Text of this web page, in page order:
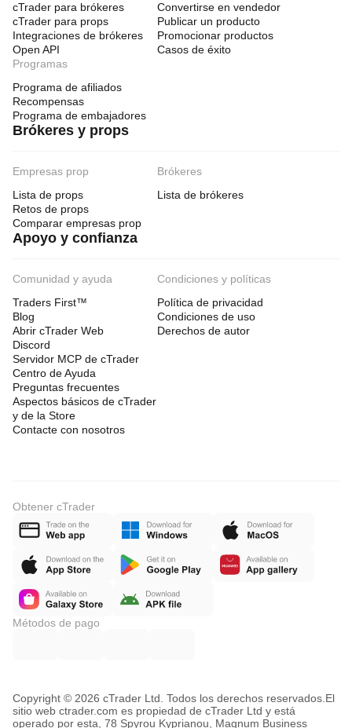
cTrader para brókeres
cTrader para props
Integraciones de brókeres
Open API
Convertirse en vendedor
Publicar un producto
Promocionar productos
Casos de éxito
Programas
Programa de afiliados
Recompensas
Programa de embajadores
Brókeres y props
Empresas prop
Lista de props
Retos de props
Comparar empresas prop
Brókeres
Lista de brókeres
Apoyo y confianza
Comunidad y ayuda
Traders First™
Blog
Abrir cTrader Web
Discord
Servidor MCP de cTrader
Centro de Ayuda
Preguntas frecuentes
Aspectos básicos de cTrader
y de la Store
Contacte con nosotros
Condiciones y políticas
Política de privacidad
Condiciones de uso
Derechos de autor
Obtener cTrader
Métodos de pago
Copyright © 2026 cTrader Ltd. Todos los derechos reservados. El
sitio web ctrader.com es propiedad de cTrader Ltd y está
operado por esta, 78 Spyrou Kyprianou, Magnum Business